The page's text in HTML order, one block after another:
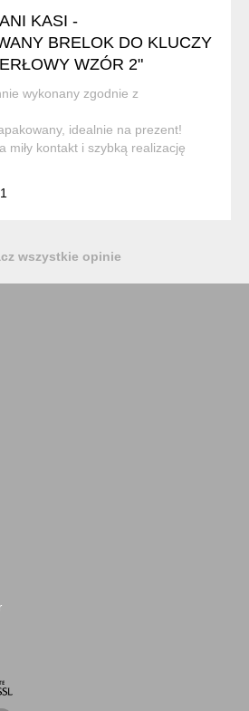
KASI -
BRELOK DO KLUCZY
WZÓR 2"
wykonany zgodnie z
idealnie na prezent!
miły kontakt i szybką realizację
wszystkie opinie